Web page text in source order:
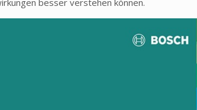
besser verstehen können.